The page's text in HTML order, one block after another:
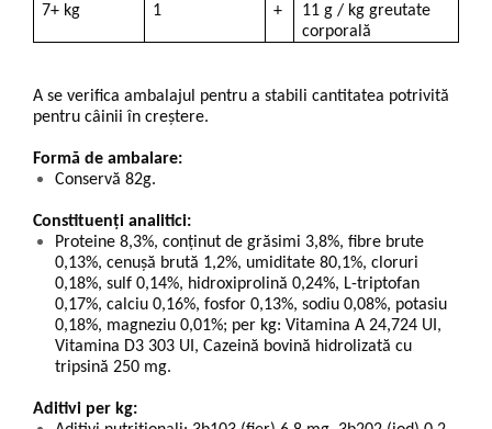
7+ kg
1 +
11 g / kg greutate
corporală
A se verifica ambalajul pentru a stabili cantitatea potrivită
pentru câinii în creștere.
Formă de ambalare:
Conservă 82g.
Constituenți analitici:
Proteine 8,3%, conţinut de grăsimi 3,8%, fibre brute
0,13%, cenuşă brută 1,2%, umiditate 80,1%, cloruri
0,18%, sulf 0,14%, hidroxiprolină 0,24%, L-triptofan
0,17%, calciu 0,16%, fosfor 0,13%, sodiu 0,08%, potasiu
0,18%, magneziu 0,01%; per kg: Vitamina A 24,724 UI,
Vitamina D3 303 UI, Cazeină bovină hidrolizată cu
tripsină 250 mg.
Aditivi per kg: